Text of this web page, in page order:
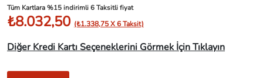
Tüm Kartlara %15 indirimli 6 Taksitli fiyat
₺8.032,50 (₺1.338,75 X 6 Taksit)
Diğer Kredi Kartı Seçeneklerini Görmek İçin Tıklayın